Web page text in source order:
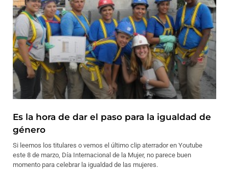
Es la hora de dar el paso para la igualdad de
género
Si leemos los titulares o vemos el último clip aterrador en Youtube
este 8 de marzo, Día Internacional de la Mujer, no parece buen
momento para celebrar la igualdad de las mujeres.